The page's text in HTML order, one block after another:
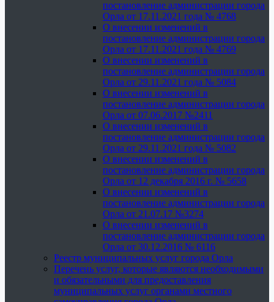
постановление администрации города
Орла от 17.11.2021 года № 4768
О внесении изменений в
постановление администрации города
Орла от 17.11.2021 года № 4769
О внесении изменений в
постановление администрации города
Орла от 29.11.2021 года № 5084
О внесении изменений в
постановление администрации города
Орла от 07.06.2017 №2411
О внесении изменений в
постановление администрации города
Орла от 29.11.2021 года № 5082
О внесении изменений в
постановление администрации города
Орла от 12 декабря 2016 г. № 5658
О внесении изменений в
постановление администрации города
Орла от 21.07.17 №3274
О внесении изменений в
постановление администрации города
Орла от 30.12.2016 № 6116
Реестр муниципальных услуг города Орла
Перечень услуг, которые являются необходимыми
и обязательными для предоставления
муниципальных услуг органами местного